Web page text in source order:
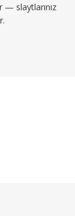
slaytlarınız